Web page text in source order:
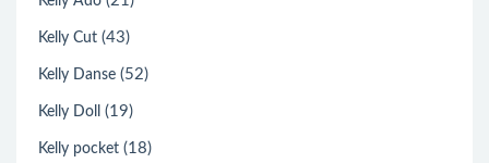
Kelly Cut (43)
Kelly Danse (52)
Kelly Doll (19)
Kelly pocket (18)